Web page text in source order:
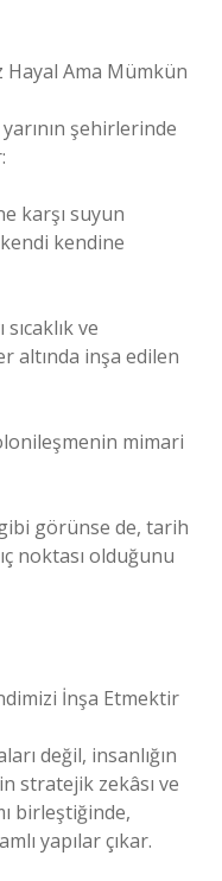
Hayal Ama Mümkün
şehirlerinde
karşı suyun
kendine
ve
altında inşa edilen
mimari
görünse de, tarih
noktası olduğunu
İnşa Etmektir
değil, insanlığın
stratejik zekâsı ve
birleştiğinde,
yapılar çıkar.